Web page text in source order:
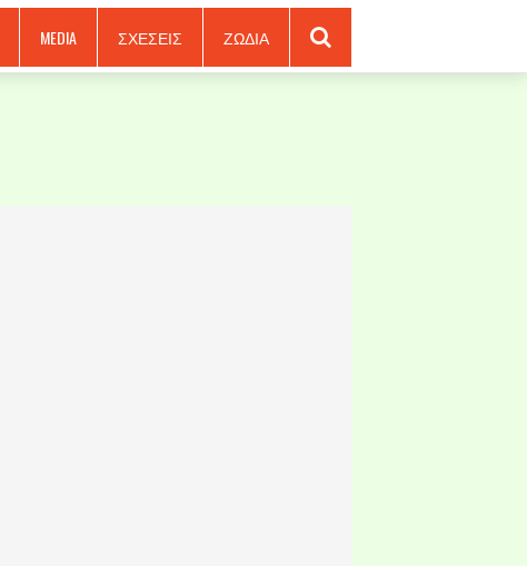
MEDIA ΣΧΕΣΕΙΣ ΖΩΔΙΑ